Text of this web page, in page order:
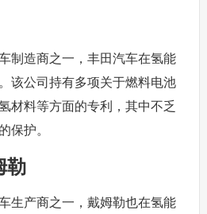
制造商之一，丰田汽车在氢能
该公司持有多项关于燃料电池
材料等方面的专利，其中不乏
保护。
勒
生产商之一，戴姆勒也在氢能